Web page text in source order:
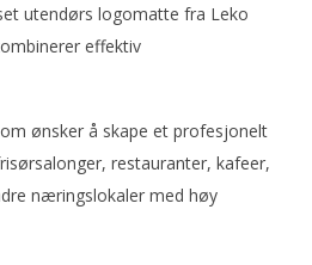
utendørs logomatte fra Leko
effektiv
ønsker å skape et profesjonelt
restauranter, kafeer,
næringslokaler med høy